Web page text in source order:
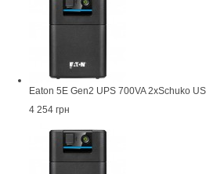
Eaton 5E Gen2 UPS 700VA 2xSchuko
4 254 грн